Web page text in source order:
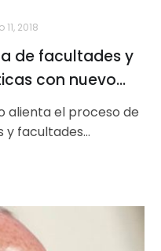
11, 2018
de facultades y
con nuevo
alienta el proceso de
y facultades